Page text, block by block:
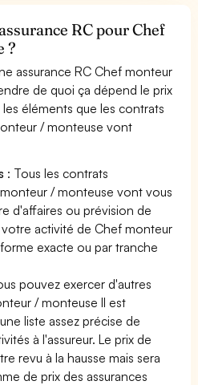
RC pour Chef
?
assurance RC Chef monteur
de quoi ça dépend le prix
éléments que les contrats
/ monteuse vont
: Tous les contrats
/ monteuse vont vous
d'affaires ou prévision de
activité de Chef monteur
exacte ou par tranche
pouvez exercer d'autres
/ monteuse Il est
liste assez précise de
à l'assureur. Le prix de
revu à la hausse mais sera
de prix des assurances